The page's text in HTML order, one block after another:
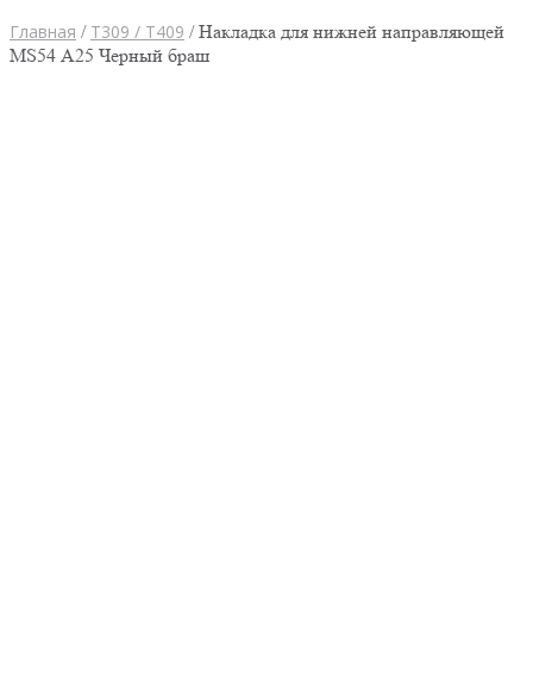
Главная / Т309 / Т409 / Накладка для нижней направляющей
MS54 А25 Черный браш